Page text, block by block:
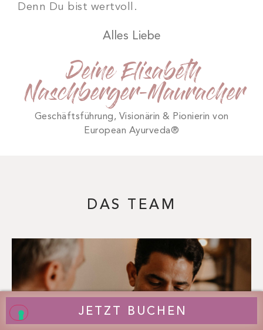
JETZT BUCHEN
Denn Du bist wertvoll.
Alles Liebe
Deine Elisabeth
Naschberger-Mauracher
Geschäftsführung, Visionärin & Pionierin von
European Ayurveda®
DAS TEAM